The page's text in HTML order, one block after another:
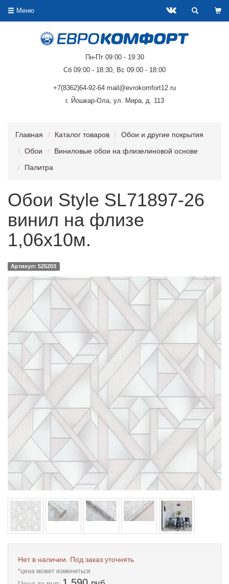
Меню
Пн-Пт 09:00 - 19:30
Сб 09:00 - 18:30, Вс 09:00 - 18:00
+7(8362)64-92-64 mail@evrokomfort12.ru
г. Йошкар-Ола, ул. Мира, д. 113
Главная Каталог товаров
Обои и другие покрытия
Обои
Виниловые обои на флизелиновой основе
Палитра
Обои Style SL71897-26
винил на флизе
1,06х10м.
Артикул: 525203
Нет в наличии. Под заказ уточнять
*цена может измениться